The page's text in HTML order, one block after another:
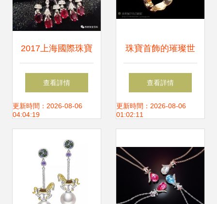
2017上海國際珠寶
首飾展覽會 璀璨珠
寶與匠心設計的盛
查看詳情
更新時間：2026-08-06
04:04:19
珠寶首飾的璀璨世
界 華麗盛宴的視覺
享受
查看詳情
更新時間：2026-08-06
01:02:11